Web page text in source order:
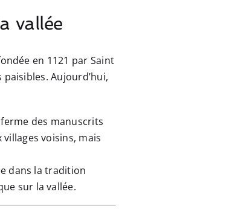
vallée
en 1121 par Saint
Aujourd’hui,
des manuscrits
voisins, mais
dans la tradition
sur la vallée.